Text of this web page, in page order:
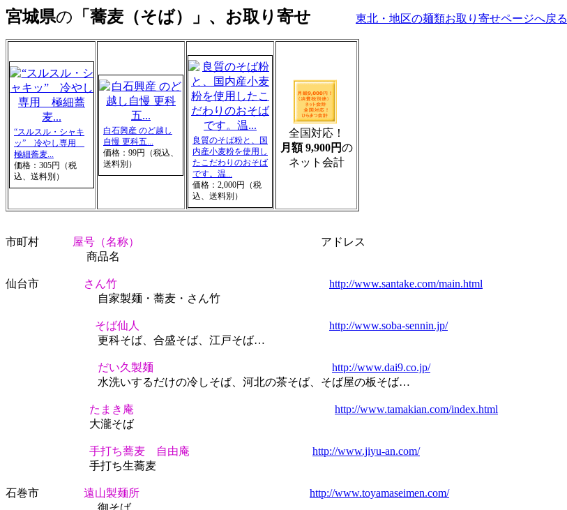
宮城県の 「蕎麦（そば）」、お取り寄せ 東北・地区の麺類お取り寄せページへ戻る
“スルスル・シャキ
ッ” 冷やし専用
極細蕎麦...
価格：305円（税
込、送料別）
白石興産 のど越し
自慢 更科五...
価格：99円（税込、
送料別）
良質のそば粉と、国
内産小麦粉を使用し
たこだわりのおそば
です。温...
価格：2,000円（税
込、送料別）
全国対応！
月額 9,900円の
ネット会計
市町村 屋号（名称）
アドレス
商品名
仙台市 さん竹
http://www.santake.com/main.html
自家製麺・蕎麦・さん竹
そば仙人
http://www.soba-sennin.jp/
更科そば、合盛そば、江戸そば…
だい久製麺
http://www.dai9.co.jp/
水洗いするだけの冷しそば、河北の茶そば、そば屋の板そば…
たまき庵
http://www.tamakian.com/index.html
大瀧そば
手打ち蕎麦 自由庵
http://www.jiyu-an.com/
手打ち生蕎麦
石巻市 遠山製麺所
http://www.toyamaseimen.com/
御そば